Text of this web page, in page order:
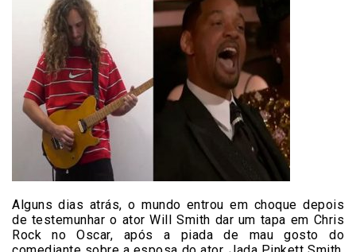
Alguns dias atrás, o mundo entrou em choque depois
de testemunhar o ator Will Smith dar um tapa em Chris
Rock no Oscar, após a piada de mau gosto do